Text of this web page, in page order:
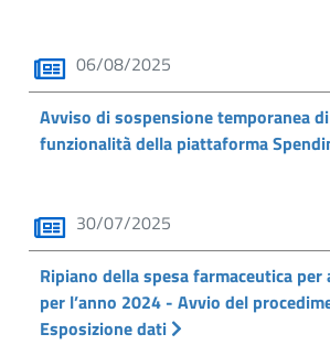
06/08/2025
Avviso di sospensione temporanea
funzionalità della piattaforma
30/07/2025
Ripiano della spesa farmaceutica
per l’anno 2024 - Avvio del
Esposizione dati